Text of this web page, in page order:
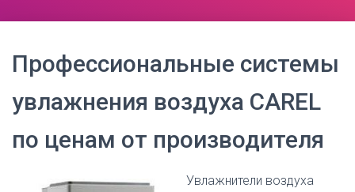
И
Н
Профессиональные системы
увлажнения воздуха CAREL
по ценам от производителя
Увлажнители воздуха